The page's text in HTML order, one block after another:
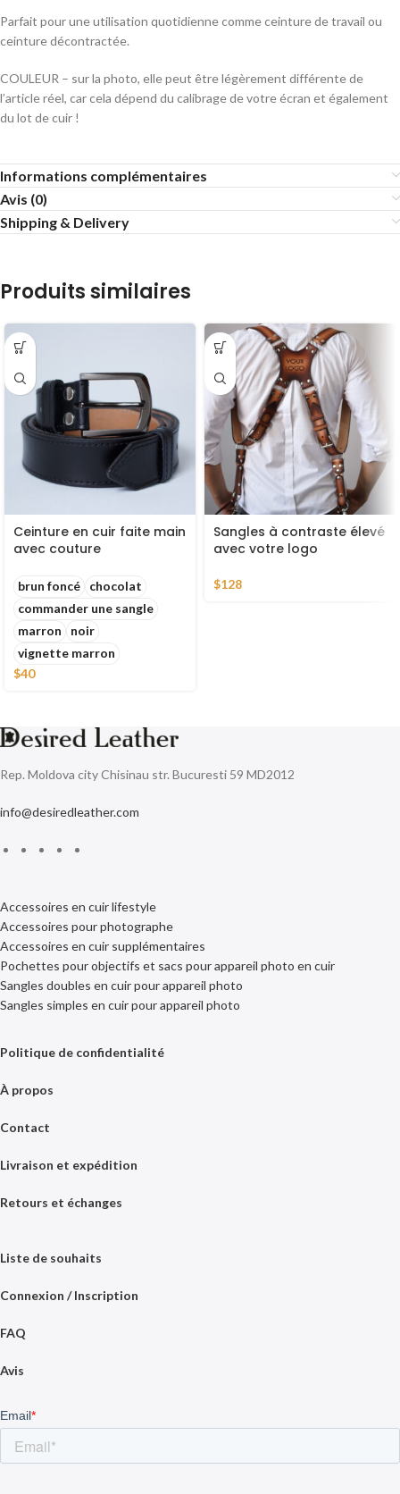
Parfait pour une utilisation quotidienne comme ceinture de travail ou
ceinture décontractée.
COULEUR – sur la photo, elle peut être légèrement différente de
l’article réel, car cela dépend du calibrage de votre écran et également
du lot de cuir !
Informations complémentaires
Avis (0)
Shipping & Delivery
Produits similaires
Ceinture en cuir faite main
avec couture
brun foncé
chocolat
commander une sangle
marron
noir
vignette marron
$40
Sangles à contraste élevé
avec votre logo
$128
Rep. Moldova city Chisinau str. Bucuresti 59 MD2012
info@desiredleather.com
Accessoires en cuir lifestyle
Accessoires pour photographe
Accessoires en cuir supplémentaires
Pochettes pour objectifs et sacs pour appareil photo en cuir
Sangles doubles en cuir pour appareil photo
Sangles simples en cuir pour appareil photo
Politique de confidentialité
À propos
Contact
Livraison et expédition
Retours et échanges
Liste de souhaits
Connexion / Inscription
FAQ
Avis